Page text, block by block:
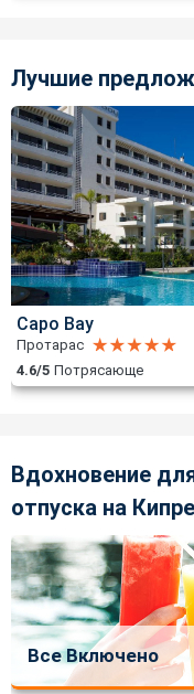
Лучшие
Capo Bay
Протарас
4.6/5 Потрясающе
Вдохновение
отпуска на Кипре
Все Включено